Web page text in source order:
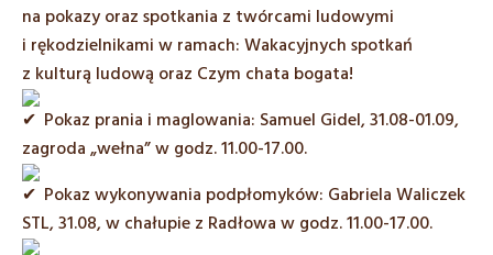
na pokazy oraz spotkania z twórcami ludowymi
i rękodzielnikami w ramach: Wakacyjnych spotkań
z kulturą ludową oraz Czym chata bogata!
Pokaz prania i maglowania: Samuel Gidel, 31.08-01.09,
zagroda „wełna” w godz. 11.00-17.00.
Pokaz wykonywania podpłomyków: Gabriela Waliczek
STL, 31.08, w chałupie z Radłowa w godz. 11.00-17.00.